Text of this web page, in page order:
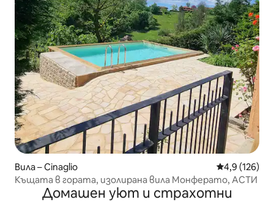
Вила – Cinaglio Средна
4,9 (126)
Къщата в гората, изолирана вила Монферато, АСТИ
Домашен уют и страхотни